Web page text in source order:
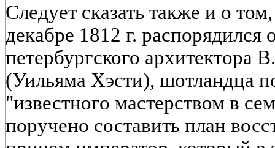
Следует сказать также и о
декабре 1812 г. распорядился
петербургского архитектора
(Уильяма Хэсти), шотландца
"известного мастерством в
поручено составить план